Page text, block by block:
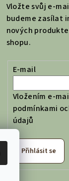
Vložte svůj e-
budeme zasílat
nových
shopu.
E-mail
Vložením e-
podmínkami
údajů
Přihlásit se